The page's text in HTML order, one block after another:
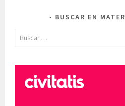
BUSCAR EN
Buscar: